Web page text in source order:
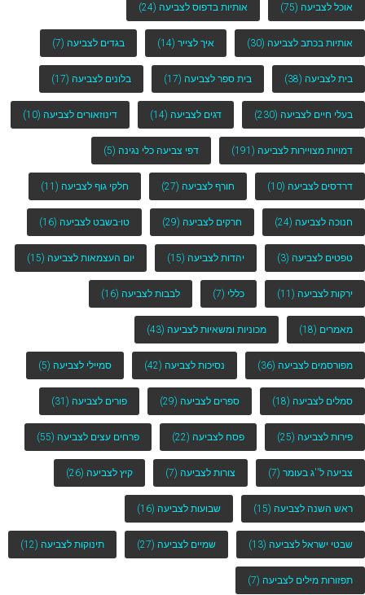
אוכל לצביעה (75) אותיות בדפוס לצביעה (24)
אותיות בכתב לצביעה (30) איך לצייר (14) בגדים לצביעה (7)
בית לצביעה (38) בית ספר לצביעה (17) בלונים לצביעה (17)
בעלי חיים לצביעה (230) דגים לצביעה (14) דינוזאורים לצביעה (10)
דמויות מצויירות לצביעה (191) דפי צביעה כלי נגינה (5)
דרדסים לצביעה (10) חורף לצביעה (27) חלקי גוף לצביעה (11)
חנוכה לצביעה (24) חרקים לצביעה (29) טו-בשבט לצביעה (16)
טפטים לצביעה (3) יהדות לצביעה (15) יום העצמאות לצביעה (15)
ירקות לצביעה (11) כללי (7) לבבות לצביעה (16)
מאמרים (18) מכוניות ומשאיות לצביעה (43)
מפורסמים לצביעה (36) נסיכות לצביעה (42) סמיילי לצביעה (5)
סמלים לצביעה (18) ספרים לצביעה (29) פורים לצביעה (31)
פירות לצביעה (25) פסח לצביעה (22) פרחים עצים לצביעה (55)
צביעה ל''ג בעומר (7) צורות לצביעה (7) קיץ לצביעה (26)
ראש השנה לצביעה (15) שבועות לצביעה (16)
שבטי ישראל לצביעה (13) שמיים לצביעה (27) תינוקות לצביעה (12)
תפזורות מילים לצביעה (7)